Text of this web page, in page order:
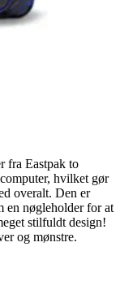
fra Eastpak to
hvilket gør
overalt. Den er
en nøgleholder for at
stilfuldt design!
og mønstre.